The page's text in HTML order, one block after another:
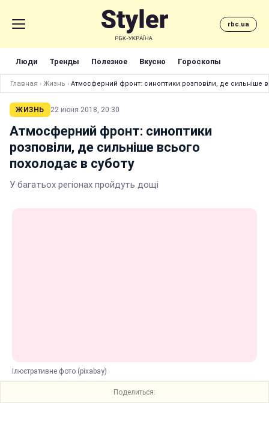
rbc.ua
Люди Тренды Полезное Вкусно Гороскопы
Главная › Жизнь › Атмосферний фронт: синоптики розповіли, де сильніше
ЖИЗНЬ 22 июня 2018, 20:30
Атмосферний фронт: синоптики
розповіли, де сильніше всього
похолодає в суботу
У багатьох регіонах пройдуть дощі
Ілюстративне фото (pixabay)
Поделиться: